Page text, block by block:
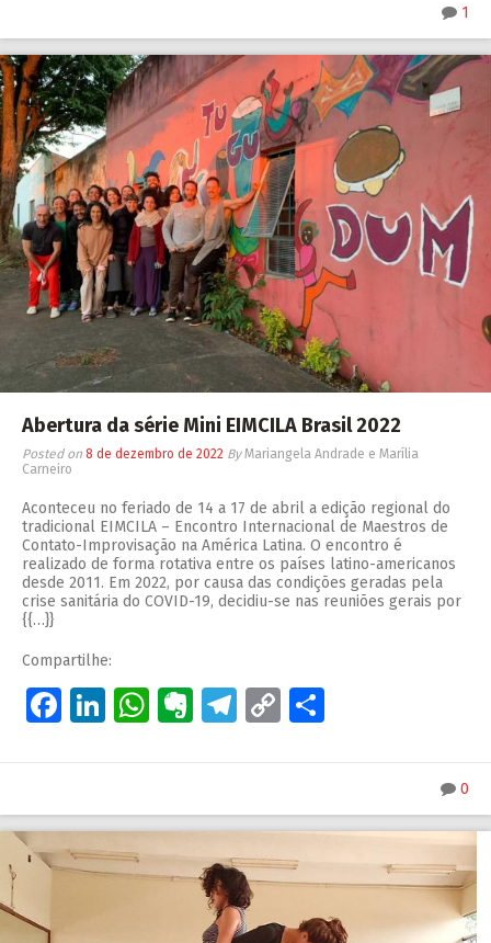
1
Abertura da série Mini EIMCILA Brasil 2022
Posted on 8 de dezembro de 2022 ByMariangela Andrade e Marília
Carneiro
Aconteceu no feriado de 14 a 17 de abril a edição regional do
tradicional EIMCILA – Encontro Internacional de Maestros de
Contato-Improvisação na América Latina. O encontro é
realizado de forma rotativa entre os países latino-americanos
desde 2011. Em 2022, por causa das condições geradas pela
crise sanitária do COVID-19, decidiu-se nas reuniões gerais por
{{…}}
Compartilhe:
Facebook
LinkedIn
WhatsApp
Evernote
Telegram
Copy
0